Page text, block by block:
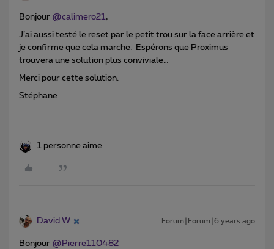
Bonjour @calimero21,
J’ai aussi testé le reset par le petit trou sur la face arrière et
je confirme que cela marche. Espérons que Proximus
trouvera une solution plus conviviale…
Merci pour cette solution.
Stéphane
1 personne aime
David W Forum|Forum|6 years ago
Bonjour @Pierre110482